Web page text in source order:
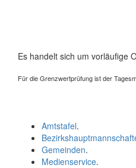
Es handelt sich um vorläufige
Für die Grenzwertprüfung ist der
Amtstafel.
Gemeinden.
Medienservice.